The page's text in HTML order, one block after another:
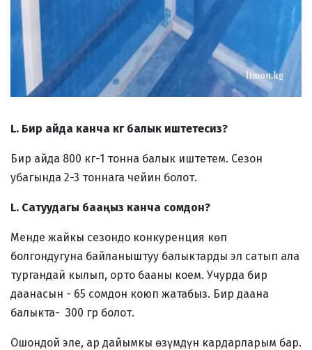
L. Бир айда канча кг балык иштетесиз?
Бир айда 800 кг-1 тонна балык иштетем. Сезон
убагында 2-3 тоннага чейин болот.
L. Сатуудагы бааңыз канча сомдон?
Менде жайкы сезондо конкуренция көп
болгондугуна байланыштуу балыктарды эл сатып ала
тургандай кылып, орто бааны коем. Учурда бир
даанасын - 65 сомдон коюп жатабыз. Бир даана
балыкта- 300 гр болот.
Ошондой эле, ар дайымкы өзүмдүн кардарларым бар.